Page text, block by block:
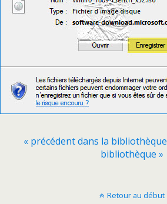
« précédent dans la bibliothèque
bibliothèque »
Retour au début